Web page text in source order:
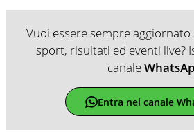
Vuoi essere sempre
sport, risultati ed eventi live?
canale
Entra nel canale